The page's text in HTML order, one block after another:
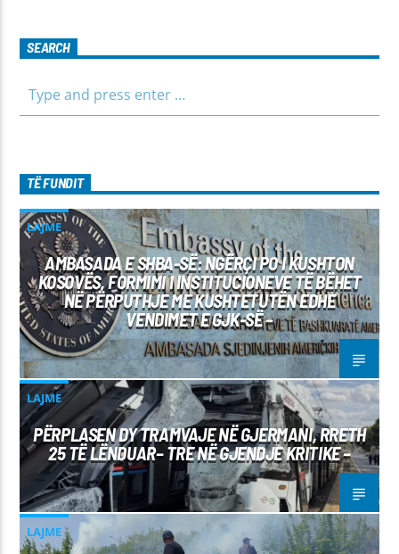
SEARCH
TË FUNDIT
LAJME
AMBASADA E SHBA-SË: NGËRÇI PO I KUSHTON
KOSOVËS, FORMIMI I INSTITUCIONEVE TË BËHET
NË PËRPUTHJE ME KUSHTETUTËN EDHE
VENDIMET E GJK-SË –
LAJME
PËRPLASEN DY TRAMVAJE NË GJERMANI, RRETH
25 TË LËNDUAR– TRE NË GJENDJE KRITIKE –
LAJME